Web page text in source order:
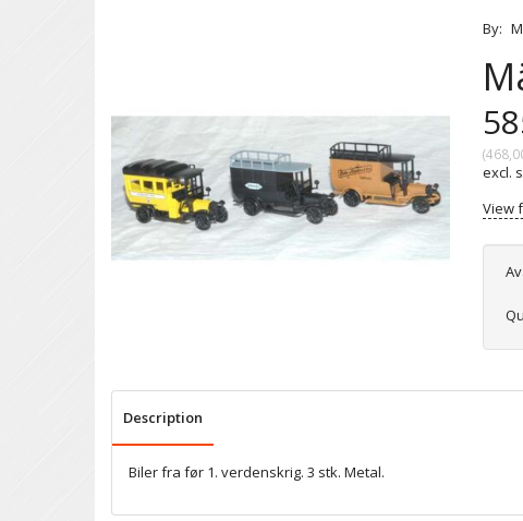
By:
(
excl.
View
Description
Biler fra før 1. verdenskrig. 3 stk. Metal.